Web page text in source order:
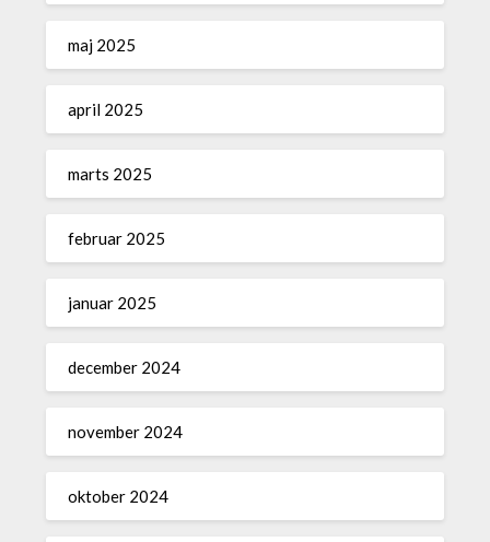
maj 2025
april 2025
marts 2025
februar 2025
januar 2025
december 2024
november 2024
oktober 2024